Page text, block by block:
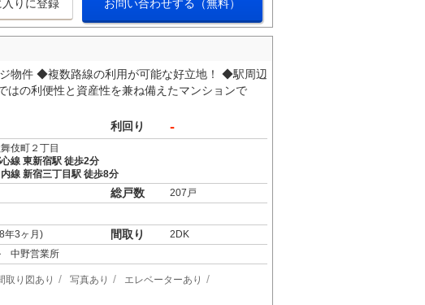
入りに登録 お問い合わせする（無料）
物件 ◆複数路線の利用が可能な好立地！ ◆駅周辺
の利便性と資産性を兼ね備えたマンションで
利回り -
伎町２丁目
線 東新宿駅 徒歩2分
線 新宿三丁目駅 徒歩8分
総戸数 207戸
年3ヶ月) 間取り 2DK
中野営業所
取り図あり 写真あり
エレベーターあり